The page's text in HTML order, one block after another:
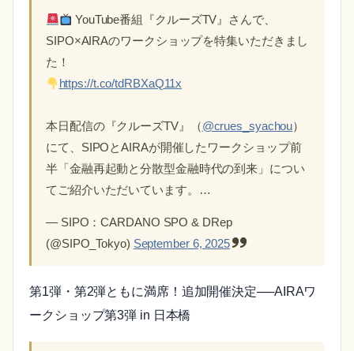
YouTube番組『クルーズTV』さんで、
SIPO×AIRAのワークショップを特集いただきまし
た！
https://t.co/tdRBXaQ11x
本日配信の『クルーズTV』（@crues_syachou）
にて、SIPOとAIRAが開催したワークショップ前
半「金融再起動と分散型金融時代の到来」につい
てご紹介いただいています。…
— SIPO：CARDANO SPO & DRep
(@SIPO_Tokyo) September 6, 2025
第1弾・第2弾ともに満席！追加開催決定──AIRAワ
ークショップ第3弾 in 日本橋